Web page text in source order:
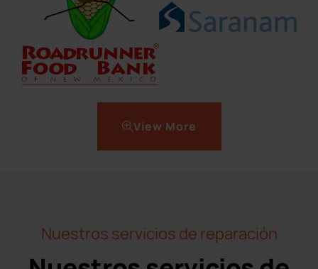
View More
Nuestros servicios de reparación